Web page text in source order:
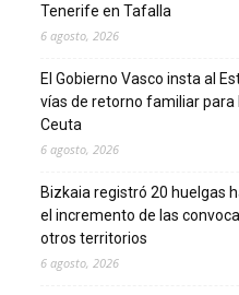
Tenerife en Tafalla
6 agosto, 2026
El Gobierno Vasco insta al
vías de retorno familiar para
Ceuta
6 agosto, 2026
Bizkaia registró 20 huelgas
el incremento de las
otros territorios
6 agosto, 2026